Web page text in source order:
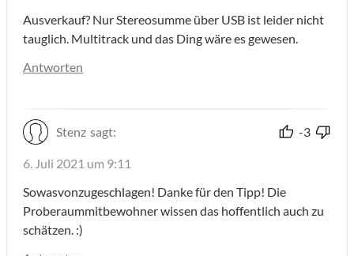
Ausverkauf? Nur Stereosumme über USB ist leider nicht
tauglich. Multitrack und das Ding wäre es gewesen.
Antworten
Stenz sagt: -3
6. Juli 2021 um 9:11
Sowasvonzugeschlagen! Danke für den Tipp! Die
Proberaummitbewohner wissen das hoffentlich auch zu
schätzen. :)